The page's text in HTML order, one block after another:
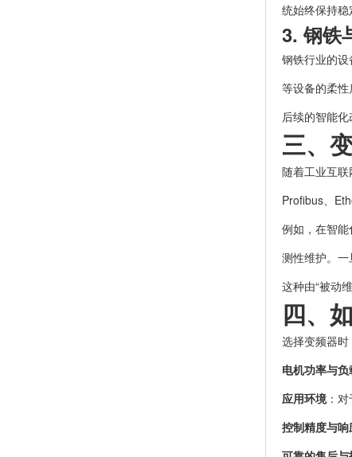
统始终保持稳
3. 钢铁
钢铁行业的
等设备的柔
后续的智能化
三、
随着工业互联
Profibus、
例如，在智
测性维护。一
这种由“被动
四、
选择变频器时
电机功率与
应用环境 ：
控制精度与